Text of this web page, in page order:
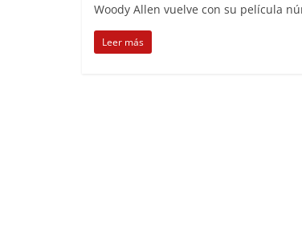
Woody Allen vuelve con su película
Leer más